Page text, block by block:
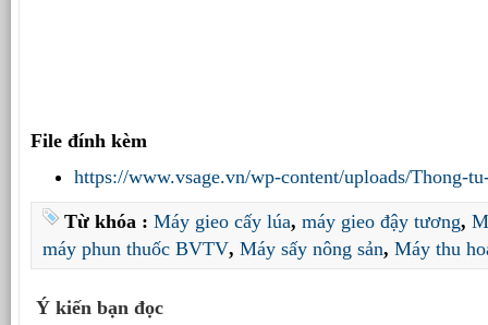
File đính kèm
https://www.vsage.vn/wp-content/uploads/Thong-
Từ khóa : Máy gieo cấy lúa, máy gieo đậy tương,
máy phun thuốc BVTV, Máy sấy nông sản, Máy thu
Ý kiến bạn đọc